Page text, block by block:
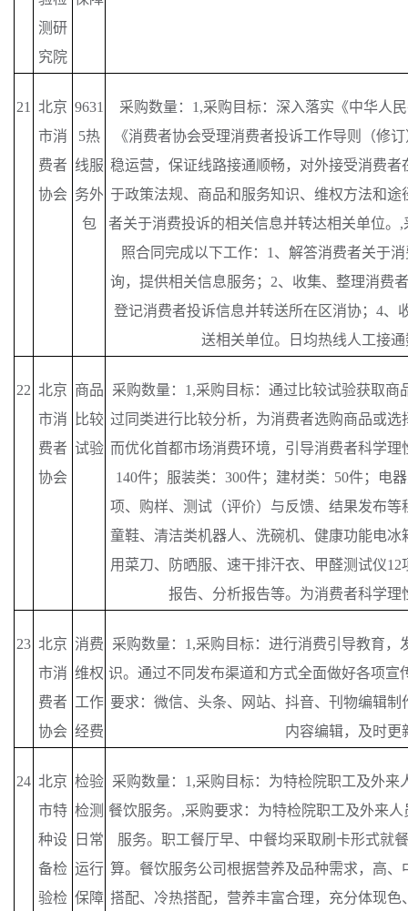
测研
究院
21
北京
市消
费者
协会
9631
5热
线服
务外
包
采购数量： 1,采购目标：深入落实《中华人
《消费者协会受理消费者投诉工作导则（修
稳运营，保证线路接通顺畅，对外接受消费
于政策法规、商品和服务知识、维权方法和
者关于消费投诉的相关信息并转达相关单位。
照合同完成以下工作：1、解答消费者关于
询，提供相关信息服务；2、收集、整理消费
登记消费者投诉信息并转送所在区消协；4、
送相关单位。日均热线人工接
22 北京
市消
费者
协会
商品
比较
试验
采购数量： 1,采购目标：通过比较试验获取商
过同类进行比较分析，为消费者选购商品或
而优化首都市场消费环境，引导消费者科学
140件；服装类：300件；建材类：50件；电
项、购样、测试（评价）与反馈、结果发布
童鞋、清洁类机器人、洗碗机、健康功能电
用菜刀、防晒服、速干排汗衣、甲醛测试仪
报告、分析报告等。为消费者科学理
23 北京
市消
费者
协会
消费
维权
工作
经费
采购数量： 1,采购目标：进行消费引导教育，
识。通过不同发布渠道和方式全面做好各项宣
要求：微信、头条、网站、抖音、刊物编辑
内容编辑，及时更
24 北京
市特
种设
备检
验检
检验
检测
日常
运行
保障
采购数量： 1,采购目标：为特检院职工及外来
餐饮服务。,采购要求：为特检院职工及外来
服务。职工餐厅早、中餐均采取刷卡形式就
算。餐饮服务公司根据营养及品种需求，高
搭配、冷热搭配，营养丰富合理，充分体现